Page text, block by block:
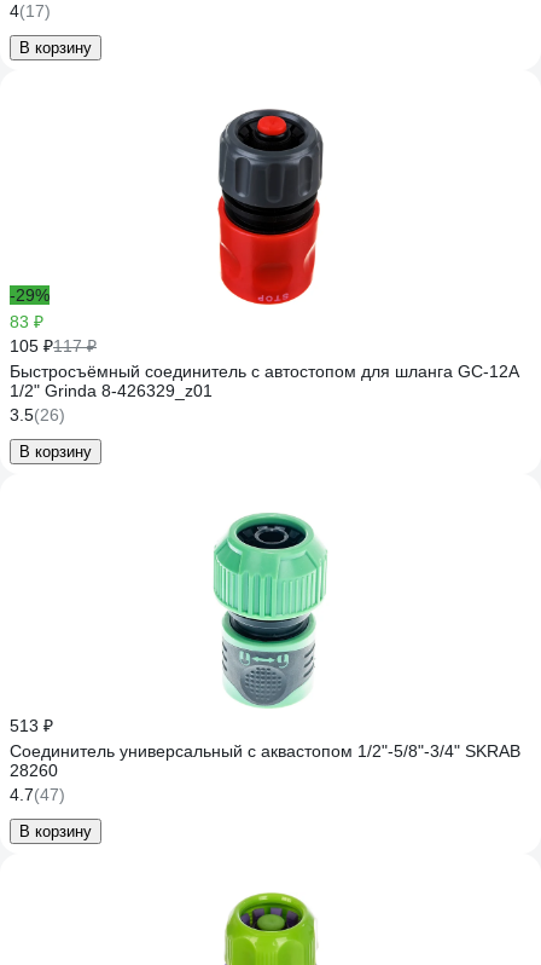
4(17)
В корзину
-29%
83 ₽
105 ₽117 ₽
Быстросъёмный соединитель с автостопом для шланга GC-12A
1/2" Grinda 8-426329_z01
3.5(26)
В корзину
513 ₽
Соединитель универсальный с аквастопом 1/2"-5/8"-3/4" SKRAB
28260
4.7(47)
В корзину